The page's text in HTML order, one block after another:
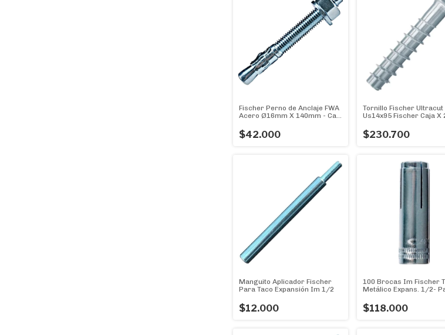
Fischer Perno de Anclaje FWA
Acero Ø16mm X 140mm - Caja
$42.000
Tornillo Fischer Ultracut
Us14x95 Fischer Caja X
$230.700
Manguito Aplicador Fischer
Para Taco Expansión Im 1/2
$12.000
100 Brocas Im Fischer
Metálico Expans. 1/2-
$118.000